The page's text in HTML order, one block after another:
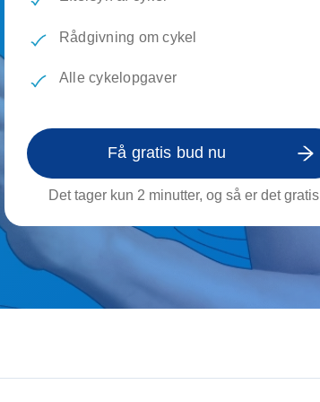
Transport af genstande
VVS
Rådgivning om cykel
Alle cykelopgaver
Få gratis bud nu
Det tager kun 2 minutter, og så er det gratis